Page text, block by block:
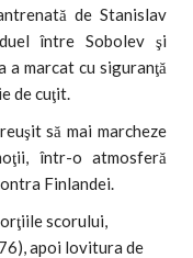
de Stanislav
între Sobolev şi
a marcat cu siguranţă
de cuţit.
să mai marcheze
într-o atmosferă
Finlandei.
scorului,
apoi lovitura de